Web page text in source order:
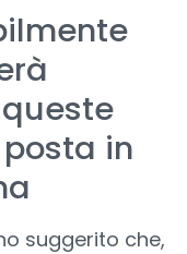
in
suggerito che,